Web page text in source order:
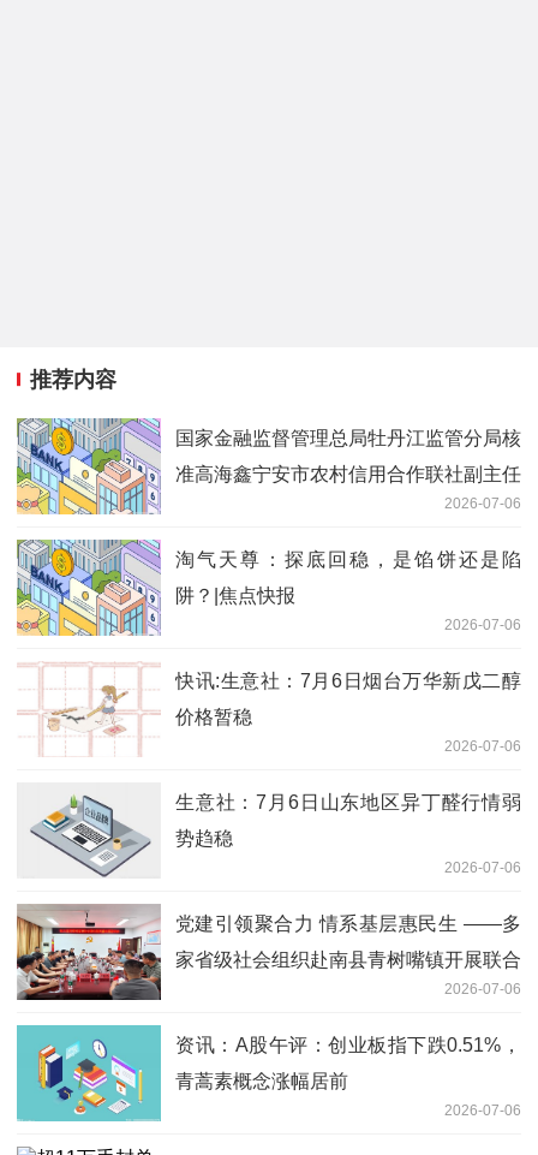
推荐内容
国家金融监督管理总局牡丹江监管分局核
准高海鑫宁安市农村信用合作联社副主任
2026-07-06
淘气天尊：探底回稳，是馅饼还是陷
阱？|焦点快报
2026-07-06
快讯:生意社：7月6日烟台万华新戊二醇
价格暂稳
2026-07-06
生意社：7月6日山东地区异丁醛行情弱
势趋稳
2026-07-06
党建引领聚合力 情系基层惠民生 ——多
家省级社会组织赴南县青树嘴镇开展联合
2026-07-06
资讯：A股午评：创业板指下跌0.51%，
青蒿素概念涨幅居前
2026-07-06